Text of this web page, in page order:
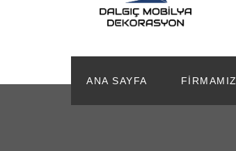
ANA SAYFA FIRMAMIZ